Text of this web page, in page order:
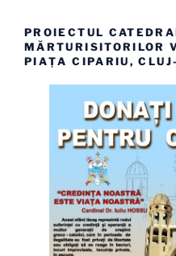
PROIECTUL
MĂRTURISITORILOR
PIAȚA CIPARIU,